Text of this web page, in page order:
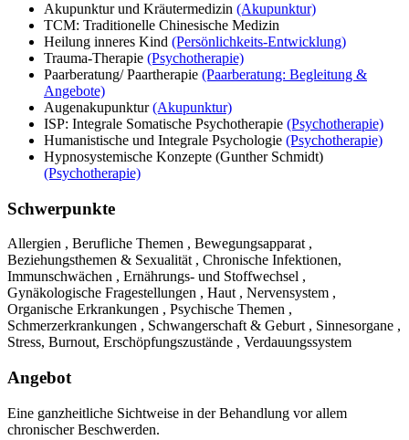
Akupunktur und Kräutermedizin (Akupunktur)
TCM: Traditionelle Chinesische Medizin
Heilung inneres Kind (Persönlichkeits-Entwicklung)
Trauma-Therapie (Psychotherapie)
Paarberatung/ Paartherapie (Paarberatung: Begleitung &
Angebote)
Augenakupunktur(Akupunktur)
ISP: Integrale Somatische Psychotherapie (Psychotherapie)
Humanistische und Integrale Psychologie (Psychotherapie)
Hypnosystemische Konzepte (Gunther Schmidt)
(Psychotherapie)
Schwerpunkte
Allergien , Berufliche Themen , Bewegungsapparat ,
Beziehungsthemen & Sexualität , Chronische Infektionen,
Immunschwächen , Ernährungs- und Stoffwechsel ,
Gynäkologische Fragestellungen , Haut , Nervensystem ,
Organische Erkrankungen , Psychische Themen ,
Schmerzerkrankungen , Schwangerschaft & Geburt , Sinnesorgane ,
Stress, Burnout, Erschöpfungszustände , Verdauungssystem
Angebot
Eine ganzheitliche Sichtweise in der Behandlung vor allem
chronischer Beschwerden.